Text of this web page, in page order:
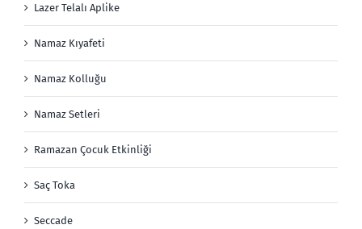
Lazer Telalı Aplike
Namaz Kıyafeti
Namaz Kolluğu
Namaz Setleri
Ramazan Çocuk Etkinliği
Saç Toka
Seccade